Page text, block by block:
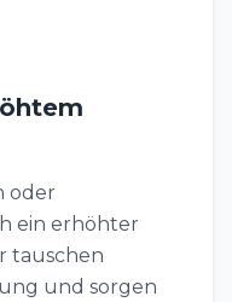
oder
ein erhöhter
tauschen
und sorgen